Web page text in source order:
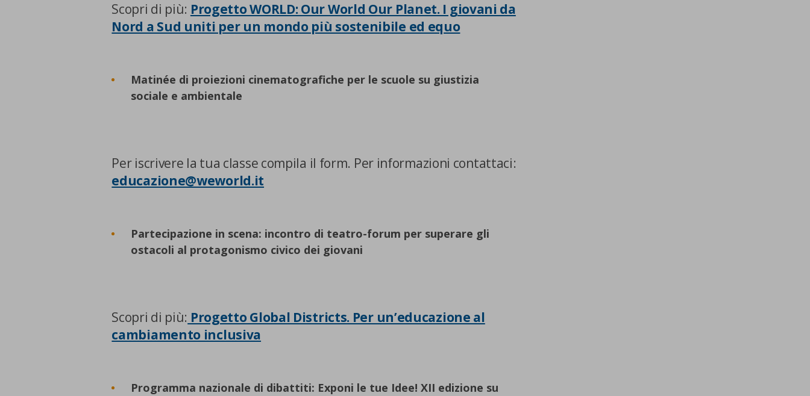
clic su “Impostazioni cookie”. Inoltre, gli utenti possono accettare tutti i cookie
premendo il pulsante “Accetta tutti i cookie”. Per ulteriori informazioni, è possibile
consultare la nostra cookies policy.
Cookie di Analisi
Cookie di terze parti
CONFERMA LE MIE SCELTE
Scopri di più: Progetto WORLD: Our World Our Planet. I giovani da
Nord a Sud uniti per un mondo più sostenibile ed equo
Matinée di proiezioni cinematografiche per le scuole su giustizia
sociale e ambientale
Per iscrivere la tua classe compila il form. Per informazioni contattaci:
educazione@weworld.it
Partecipazione in scena: incontro di teatro-forum per superare gli
ostacoli al protagonismo civico dei giovani
Scopri di più: Progetto Global Districts. Per un’educazione al
cambiamento inclusiva
Programma nazionale di dibattiti: Exponi le tue Idee! XII edizione su